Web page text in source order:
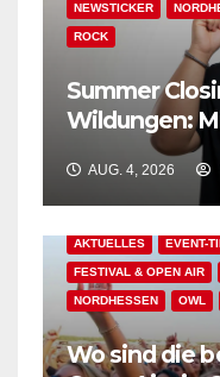
NEWSTICKER
ROCK
Summer
Wildungen:
Festivalflair
AUG. 4, 2026
AKTUELLES EVENT-
FESTIVAL & OPEN AIR
NORDHESSEN OWL
Wo sind die